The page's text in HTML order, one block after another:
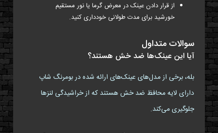
از قرار دادن عینک در معرض گرما یا نور مستقیم
خورشید برای مدت طولانی خودداری کنید.
سوالات متداول
آیا این عینک‌ها ضد خش هستند؟
بله، برخی از مدل‌های عینک‌های ارائه شده در بومرنگ شاپ
دارای لایه محافظ ضد خش هستند که از خراشیدگی لنزها
جلوگیری می‌کند.